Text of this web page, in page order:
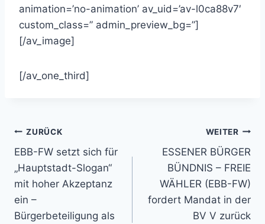
animation=’no-animation’ av_uid=’av-l0ca88v7′
custom_class=” admin_preview_bg=”]
[/av_image]
[/av_one_third]
Beitragsnavigation
ZURÜCK
EBB-FW setzt sich für
„Hauptstadt-Slogan“
mit hoher Akzeptanz
ein –
Bürgerbeteiligung als
WEITER
ESSENER BÜRGER
BÜNDNIS – FREIE
WÄHLER (EBB-FW)
fordert Mandat in der
BV V zurück